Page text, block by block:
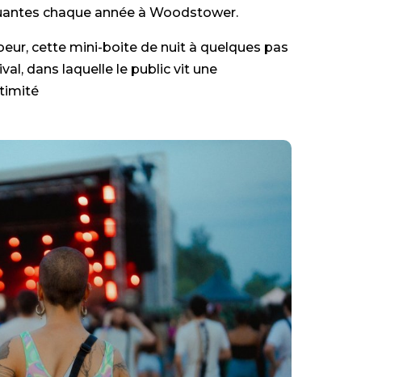
chaque année à Woodstower.
cette mini-boite de nuit à quelques pas
dans laquelle le public vit une